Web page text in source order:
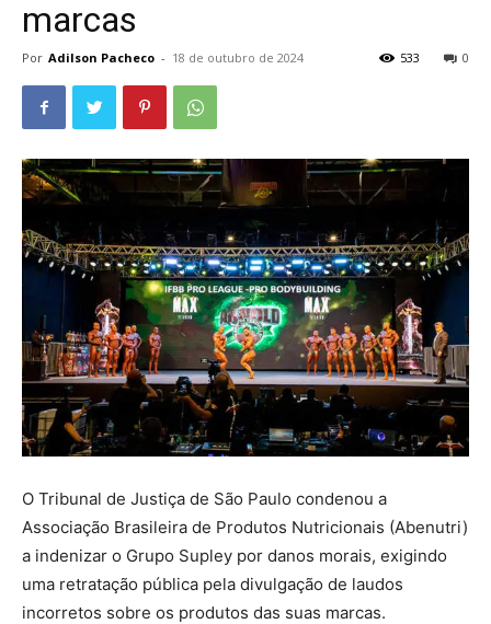
marcas
Por Adilson Pacheco - 18 de outubro de 2024 0
533
O Tribunal de Justiça de São Paulo condenou a
Associação Brasileira de Produtos Nutricionais (Abenutri)
a indenizar o Grupo Supley por danos morais, exigindo
uma retratação pública pela divulgação de laudos
incorretos sobre os produtos das suas marcas.